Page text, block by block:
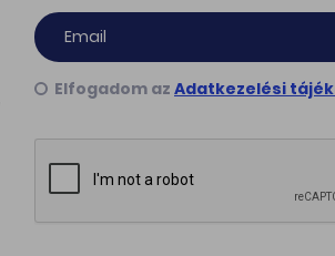
Elfogadom az Adatkezelési